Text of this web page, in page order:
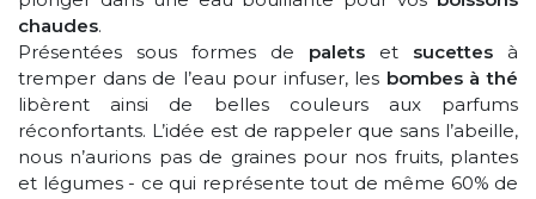
chaudes.
Présentées sous formes de palets et sucettes à
tremper dans de l’eau pour infuser, les bombes à thé
libèrent ainsi de belles couleurs aux parfums
réconfortants. L’idée est de rappeler que sans l’abeille,
nous n’aurions pas de graines pour nos fruits, plantes
et légumes - ce qui représente tout de même 60% de